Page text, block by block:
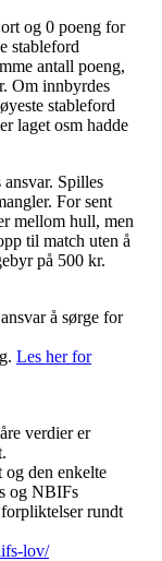
og 0 poeng for
stableford
antall poeng,
Om innbyrdes
stableford
laget osm hadde
Spilles
For sent
mellom hull, men
til match uten å
på 500 kr.
å sørge for
Les her for
verdier er
og den enkelte
og NBIFs
rundt
lov/